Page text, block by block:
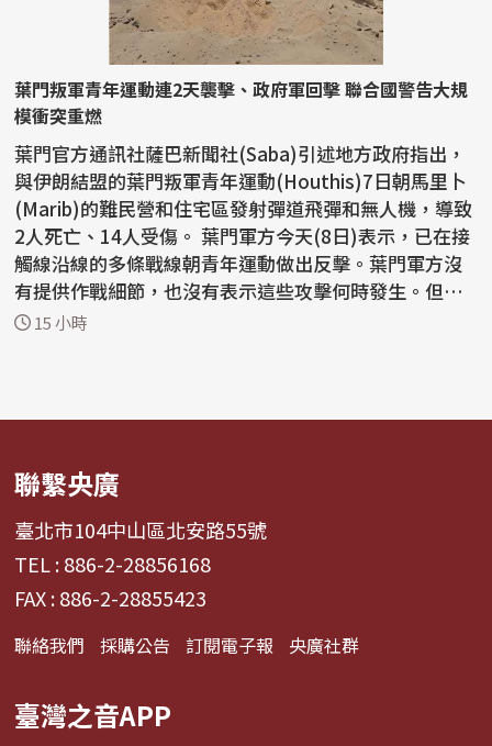
葉門叛軍青年運動連2天襲擊、政府軍回擊 聯合國警告大規
模衝突重燃
葉門官方通訊社薩巴新聞社(Saba)引述地方政府指出，
與伊朗結盟的葉門叛軍青年運動(Houthis)7日朝馬里卜
(Marib)的難民營和住宅區發射彈道飛彈和無人機，導致
2人死亡、14人受傷。 葉門軍方今天(8日)表示，已在接
觸線沿線的多條戰線朝青年運動做出反擊。葉門軍方沒
有提供作戰細節，也沒有表示這些攻擊何時發生。但軍
方表...
15 小時
聯繫央廣
臺北市104中山區北安路55號
TEL : 886-2-28856168
FAX : 886-2-28855423
聯絡我們 採購公告 訂閱電子報 央廣社群
臺灣之音APP